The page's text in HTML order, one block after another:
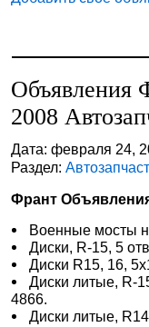
Объявления
2008
Дата: февраля 24,
Раздел:
Франт
Военные мосты
Диски, R-15, 5
Диски R15, 16,
Диски литые, R-
4866.
Диски литые,